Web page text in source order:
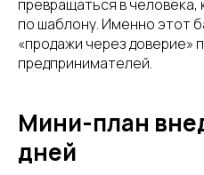
превращаться в человека,
по шаблону. Именно этот
«продажи через доверие»
предпринимателей.
Мини-план
дней